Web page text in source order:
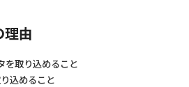
理由
を取り込めること
込めること